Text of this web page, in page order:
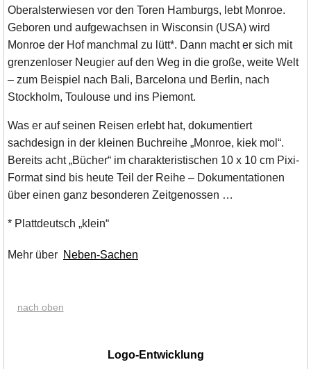
Oberalsterwiesen vor den Toren Hamburgs, lebt Monroe.
Geboren und aufgewachsen in Wisconsin (USA) wird
Monroe der Hof manchmal zu lütt*. Dann macht er sich mit
grenzenloser Neugier auf den Weg in die große, weite Welt
– zum Beispiel nach Bali, Barcelona und Berlin, nach
Stockholm, Toulouse und ins Piemont.
Was er auf seinen Reisen erlebt hat, dokumentiert
sachdesign in der kleinen Buchreihe „Monroe, kiek mol“.
Bereits acht „Bücher“ im charakteristischen 10 x 10 cm Pixi-
Format sind bis heute Teil der Reihe – Dokumentationen
über einen ganz besonderen Zeitgenossen …
* Plattdeutsch „klein“
Mehr über Neben-Sachen
nach oben
Logo-Entwicklung